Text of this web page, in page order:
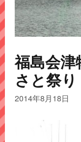
福島会津
さと祭り
2014年8月18日